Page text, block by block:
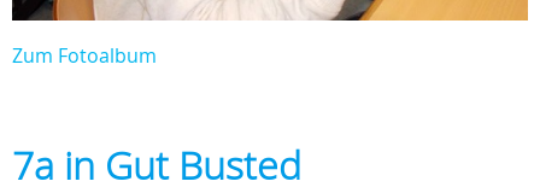
Zum Fotoalbum
7a in Gut Busted